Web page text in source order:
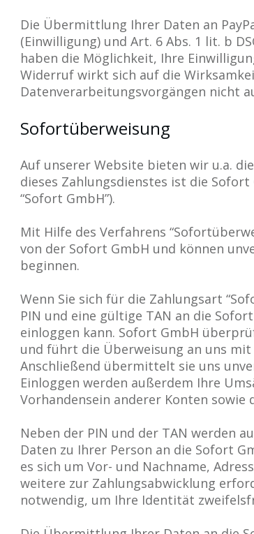
Die Übermittlung Ihrer Daten an
(Einwilligung) und Art. 6 Abs. 1 lit. b
haben die Möglichkeit, Ihre
Widerruf wirkt sich auf die
Datenverarbeitungsvorgängen nicht
Sofortüberweisung
Auf unserer Website bieten wir u.a.
dieses Zahlungsdienstes ist die
“Sofort GmbH”).
Mit Hilfe des Verfahrens
von der Sofort GmbH und können
beginnen.
Wenn Sie sich für die Zahlungsart
PIN und eine gültige TAN an die
einloggen kann. Sofort GmbH
und führt die Überweisung an uns
Anschließend übermittelt sie uns
Einloggen werden außerdem Ihre
Vorhandensein anderer Konten
Neben der PIN und der TAN werden
Daten zu Ihrer Person an die Sofort
es sich um Vor- und Nachname,
weitere zur Zahlungsabwicklung
notwendig, um Ihre Identität